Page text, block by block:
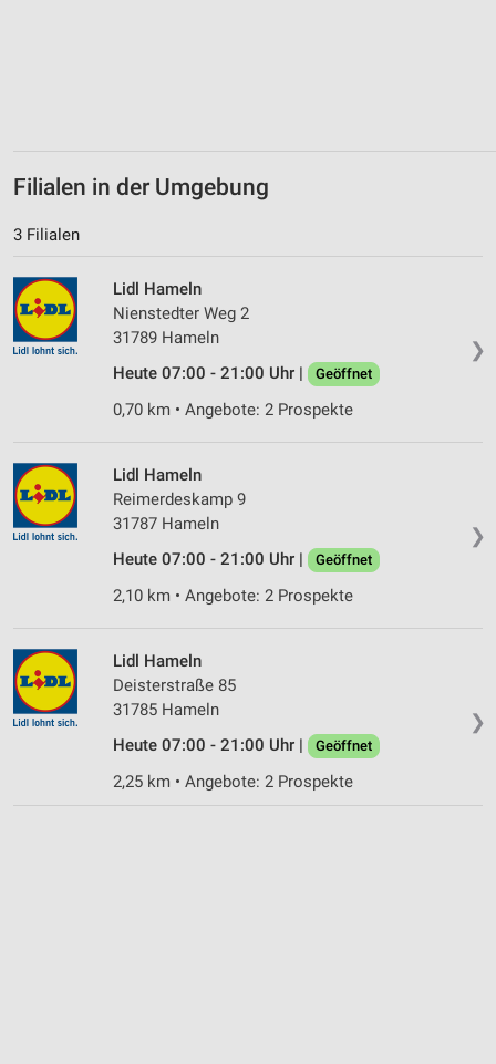
Filialen in der Umgebung
3 Filialen
❯
Lidl Hameln
Nienstedter Weg 2
31789 Hameln
Heute 07:00 - 21:00 Uhr |
Geöffnet
0,70 km • Angebote: 2 Prospekte
❯
Lidl Hameln
Reimerdeskamp 9
31787 Hameln
Heute 07:00 - 21:00 Uhr |
Geöffnet
2,10 km • Angebote: 2 Prospekte
❯
Lidl Hameln
Deisterstraße 85
31785 Hameln
Heute 07:00 - 21:00 Uhr |
Geöffnet
2,25 km • Angebote: 2 Prospekte